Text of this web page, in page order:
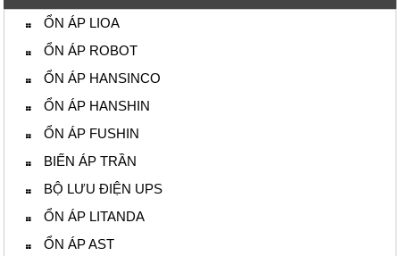
ỔN ÁP LIOA
ỔN ÁP ROBOT
ỔN ÁP HANSINCO
ỔN ÁP HANSHIN
ỔN ÁP FUSHIN
BIẾN ÁP TRẦN
BỘ LƯU ĐIỆN UPS
ỔN ÁP LITANDA
ỔN ÁP AST